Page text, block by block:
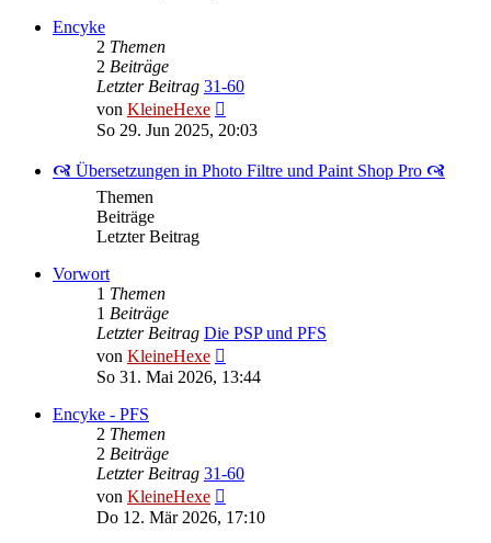
Encyke
2 Themen
2 Beiträge
Letzter Beitrag 31-60
von KleineHexe
Beitrag
So 29. Jun 2025, 20:03
🙧 Übersetzungen in Photo Filtre und Paint Shop Pro 🙧
Themen
Beiträge
Letzter Beitrag
Vorwort
1 Themen
1 Beiträge
Letzter Beitrag Die PSP und PFS
von KleineHexe
Beitrag
So 31. Mai 2026, 13:44
Encyke - PFS
2 Themen
2 Beiträge
Letzter Beitrag 31-60
von KleineHexe
Beitrag
Do 12. Mär 2026, 17:10